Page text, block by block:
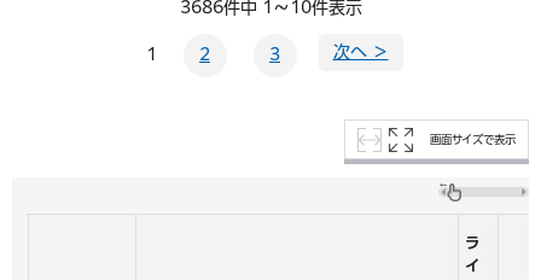
3686件中 1～10件表示
1 2 3 次へ ＞
画面サイズで表示
ラ
イ